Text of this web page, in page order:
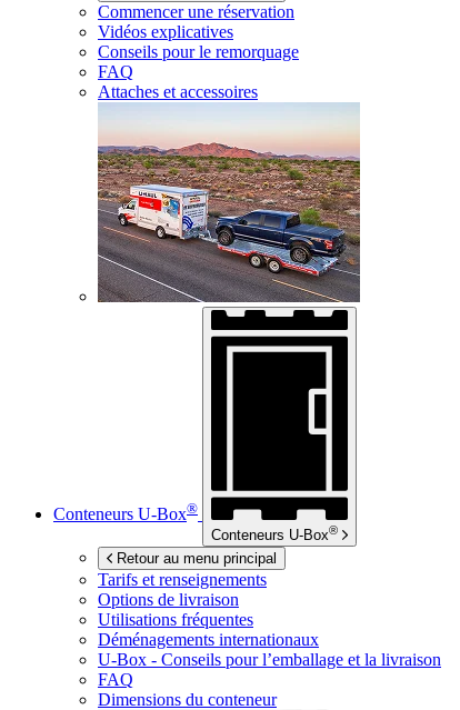
Commencer une réservation
Vidéos explicatives
Conseils pour le remorquage
FAQ
Attaches et accessoires
Conteneurs U-Box®
Conteneurs U-Box®
Retour au menu principal
Tarifs et renseignements
Options de livraison
Utilisations fréquentes
Déménagements internationaux
U-Box - Conseils pour l’emballage et la livraison
FAQ
Dimensions du conteneur